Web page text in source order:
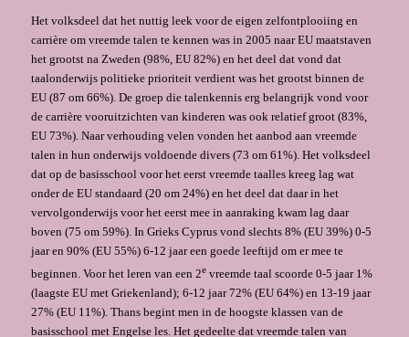
Het volksdeel dat het nuttig leek voor de eigen zelfontplooiing en
carrière om vreemde talen te kennen was in 2005 naar EU maatstaven
het grootst na Zweden (98%, EU 82%) en het deel dat vond dat
taalonderwijs politieke prioriteit verdient was het grootst binnen de
EU (87 om 66%). De groep die talenkennis erg belangrijk vond voor
de carrière vooruitzichten van kinderen was ook relatief groot (83%,
EU 73%). Naar verhouding velen vonden het aanbod aan vreemde
talen in hun onderwijs voldoende divers (73 om 61%). Het volksdeel
dat op de basisschool voor het eerst vreemde taalles kreeg lag wat
onder de EU standaard (20 om 24%) en het deel dat daar in het
vervolgonderwijs voor het eerst mee in aanraking kwam lag daar
boven (75 om 59%). In Grieks Cyprus vond slechts 8% (EU 39%) 0-5
jaar en 90% (EU 55%) 6-12 jaar een goede leeftijd om er mee te
beginnen. Voor het leren van een 2evreemde taal scoorde 0-5 jaar 1%
(laagste EU met Griekenland); 6-12 jaar 72% (EU 64%) en 13-19 jaar
27% (EU 11%). Thans begint men in de hoogste klassen van de
basisschool met Engelse les. Het gedeelte dat vreemde talen van